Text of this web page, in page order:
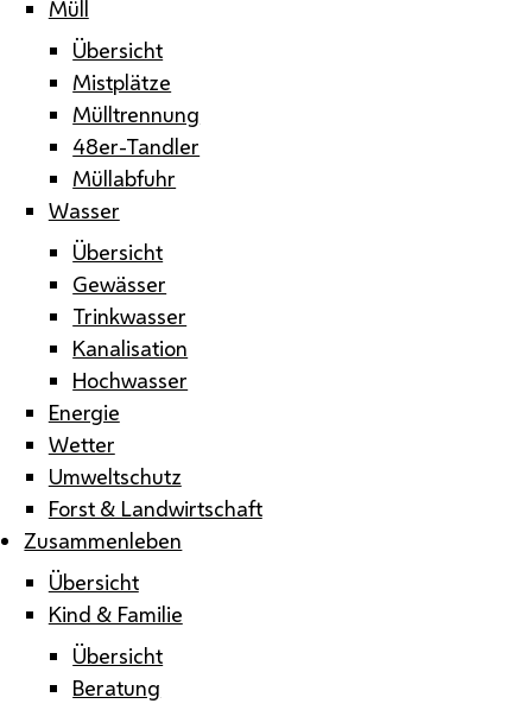
Müll
Übersicht
Mistplätze
Mülltrennung
48er-Tandler
Müllabfuhr
Wasser
Übersicht
Gewässer
Trinkwasser
Kanalisation
Hochwasser
Energie
Wetter
Umweltschutz
Forst & Landwirtschaft
Zusammenleben
Übersicht
Kind & Familie
Übersicht
Beratung